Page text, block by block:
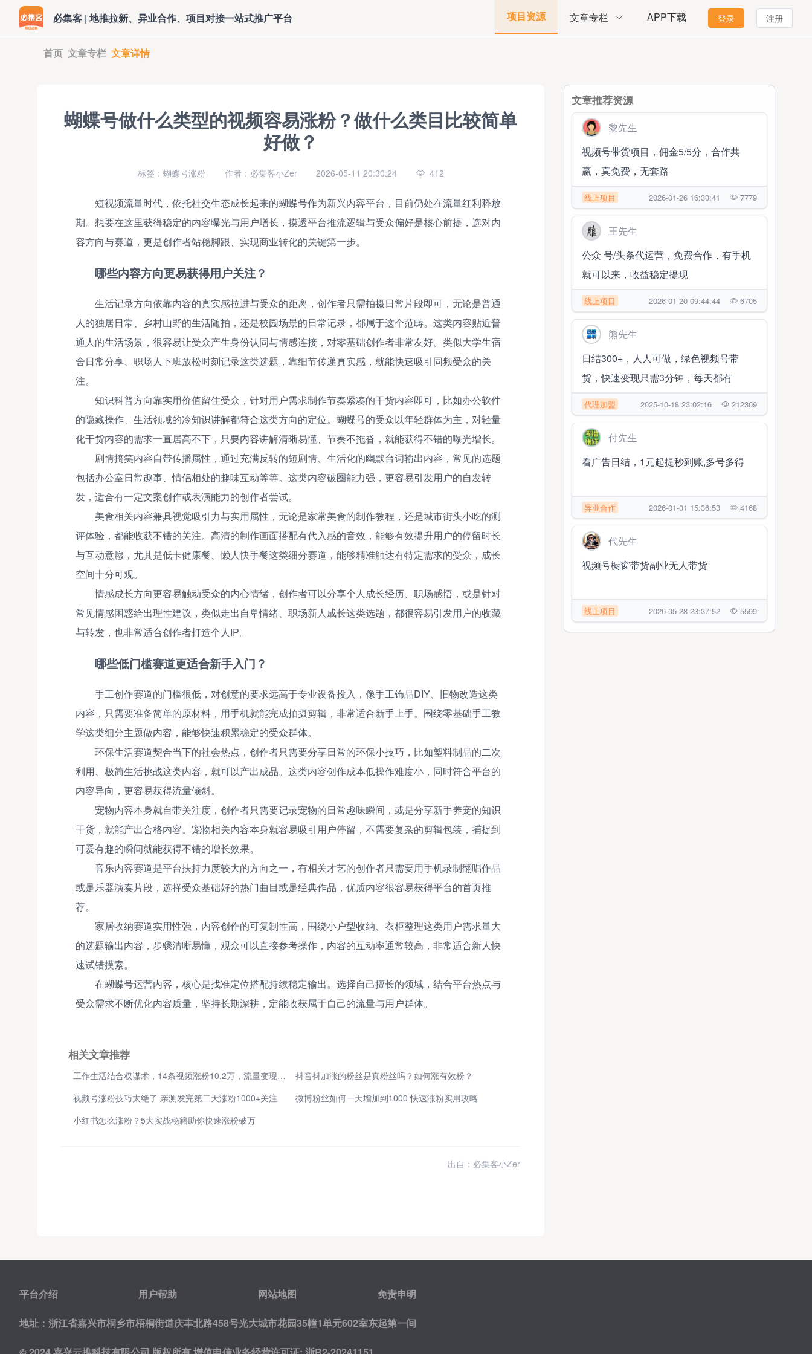
必集客 | 地推拉新、异业合作、项目对接一站式推广平台 项目资源 文章专栏 APP下载 登录 注册
首页 文章专栏 文章详情
蝴蝶号做什么类型的视频容易涨粉？做什么类目比较简单
好做？
标签：蝴蝶号涨粉 作者：必集客小Zer 2026-05-11 20:30:24 412
短视频流量时代，依托社交生态成长起来的蝴蝶号作为新兴内容平台，目前仍处在流量红利释放
期。想要在这里获得稳定的内容曝光与用户增长，摸透平台推流逻辑与受众偏好是核心前提，选对内
容方向与赛道，更是创作者站稳脚跟、实现商业转化的关键第一步。
哪些内容方向更易获得用户关注？
生活记录方向依靠内容的真实感拉进与受众的距离，创作者只需拍摄日常片段即可，无论是普通
人的独居日常、乡村山野的生活随拍，还是校园场景的日常记录，都属于这个范畴。这类内容贴近普
通人的生活场景，很容易让受众产生身份认同与情感连接，对零基础创作者非常友好。类似大学生宿
舍日常分享、职场人下班放松时刻记录这类选题，靠细节传递真实感，就能快速吸引同频受众的关
注。
知识科普方向靠实用价值留住受众，针对用户需求制作节奏紧凑的干货内容即可，比如办公软件
的隐藏操作、生活领域的冷知识讲解都符合这类方向的定位。蝴蝶号的受众以年轻群体为主，对轻量
化干货内容的需求一直居高不下，只要内容讲解清晰易懂、节奏不拖沓，就能获得不错的曝光增长。
剧情搞笑内容自带传播属性，通过充满反转的短剧情、生活化的幽默台词输出内容，常见的选题
包括办公室日常趣事、情侣相处的趣味互动等等。这类内容破圈能力强，更容易引发用户的自发转
发，适合有一定文案创作或表演能力的创作者尝试。
美食相关内容兼具视觉吸引力与实用属性，无论是家常美食的制作教程，还是城市街头小吃的测
评体验，都能收获不错的关注。高清的制作画面搭配有代入感的音效，能够有效提升用户的停留时长
与互动意愿，尤其是低卡健康餐、懒人快手餐这类细分赛道，能够精准触达有特定需求的受众，成长
空间十分可观。
情感成长方向更容易触动受众的内心情绪，创作者可以分享个人成长经历、职场感悟，或是针对
常见情感困惑给出理性建议，类似走出自卑情绪、职场新人成长这类选题，都很容易引发用户的收藏
与转发，也非常适合创作者打造个人IP。
哪些低门槛赛道更适合新手入门？
手工创作赛道的门槛很低，对创意的要求远高于专业设备投入，像手工饰品DIY、旧物改造这类
内容，只需要准备简单的原材料，用手机就能完成拍摄剪辑，非常适合新手上手。围绕零基础手工教
学这类细分主题做内容，能够快速积累稳定的受众群体。
环保生活赛道契合当下的社会热点，创作者只需要分享日常的环保小技巧，比如塑料制品的二次
利用、极简生活挑战这类内容，就可以产出成品。这类内容创作成本低操作难度小，同时符合平台的
内容导向，更容易获得流量倾斜。
宠物内容本身就自带关注度，创作者只需要记录宠物的日常趣味瞬间，或是分享新手养宠的知识
干货，就能产出合格内容。宠物相关内容本身就容易吸引用户停留，不需要复杂的剪辑包装，捕捉到
可爱有趣的瞬间就能获得不错的增长效果。
音乐内容赛道是平台扶持力度较大的方向之一，有相关才艺的创作者只需要用手机录制翻唱作品
或是乐器演奏片段，选择受众基础好的热门曲目或是经典作品，优质内容很容易获得平台的首页推
荐。
家居收纳赛道实用性强，内容创作的可复制性高，围绕小户型收纳、衣柜整理这类用户需求量大
的选题输出内容，步骤清晰易懂，观众可以直接参考操作，内容的互动率通常较高，非常适合新人快
速试错摸索。
在蝴蝶号运营内容，核心是找准定位搭配持续稳定输出。选择自己擅长的领域，结合平台热点与
受众需求不断优化内容质量，坚持长期深耕，定能收获属于自己的流量与用户群体。
相关文章推荐
工作生活结合权谋术，14条视频涨粉10.2万，流量变现黑马
抖音抖加涨的粉丝是真粉丝吗？如何涨有效粉？
视频号涨粉技巧太绝了 亲测发完第二天涨粉1000+关注
微博粉丝如何一天增加到1000 快速涨粉实用攻略
小红书怎么涨粉？5大实战秘籍助你快速涨粉破万
出自：必集客小Zer
文章推荐资源
黎先生
视频号带货项目，佣金5/5分，合作共
赢，真免费，无套路
线上项目 2026-01-26 16:30:41 7779
王先生
公众 号/头条代运营，免费合作，有手机
就可以来，收益稳定提现
线上项目 2026-01-20 09:44:44 6705
熊先生
日结300+，人人可做，绿色视频号带
货，快速变现只需3分钟，每天都有
代理加盟 2025-10-18 23:02:16 212309
付先生
看广告日结，1元起提秒到账,多号多得
异业合作 2026-01-01 15:36:53 4168
代先生
视频号橱窗带货副业无人带货
线上项目 2026-05-28 23:37:52 5599
平台介绍 用户帮助 网站地图 免责申明
地址：浙江省嘉兴市桐乡市梧桐街道庆丰北路458号光大城市花园35幢1单元602室东起第一间